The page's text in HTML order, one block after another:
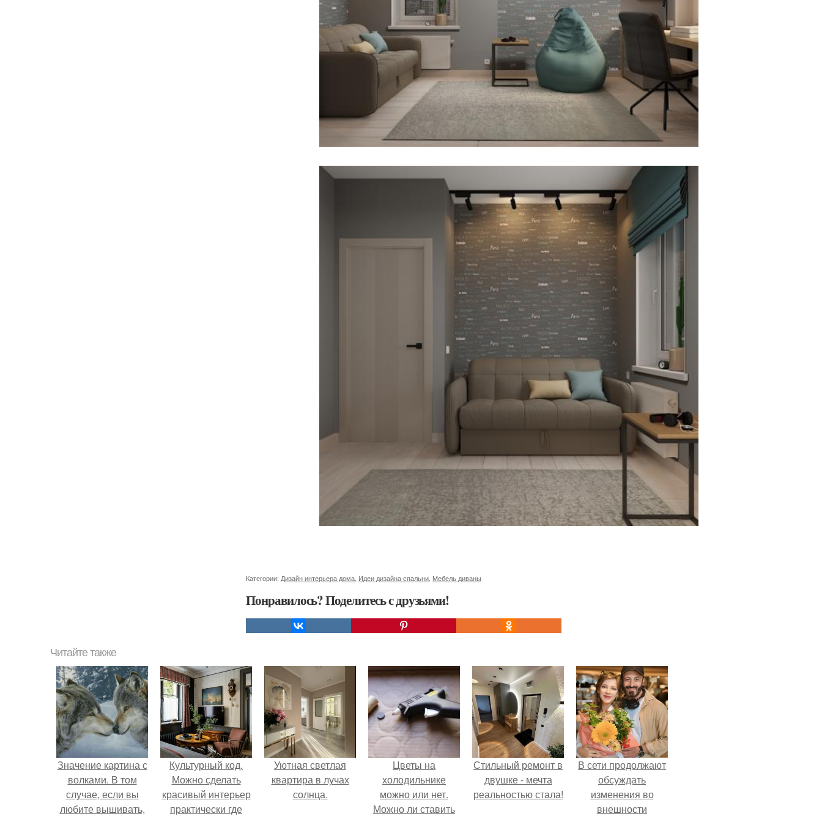
Категории: Дизайн интерьера дома, Идеи дизайна спальни, Мебель диваны
Понравилось? Поделитесь с друзьями!
Читайте также
Значение картина с
волками. В том
случае, если вы
любите вышивать,
Культурный код.
Можно сделать
красивый интерьер
практически где
Уютная светлая
квартира в лучах
солнца.
Цветы на
холодильнике
можно или нет.
Можно ли ставить
Стильный ремонт в
двушке - мечта
реальностью стала!
В сети продолжают
обсуждать
изменения во
внешности